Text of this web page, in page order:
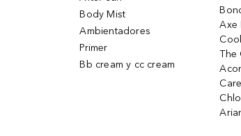
Body Mist
Ambientadores
Primer
Bb cream y cc cream
Axe
The